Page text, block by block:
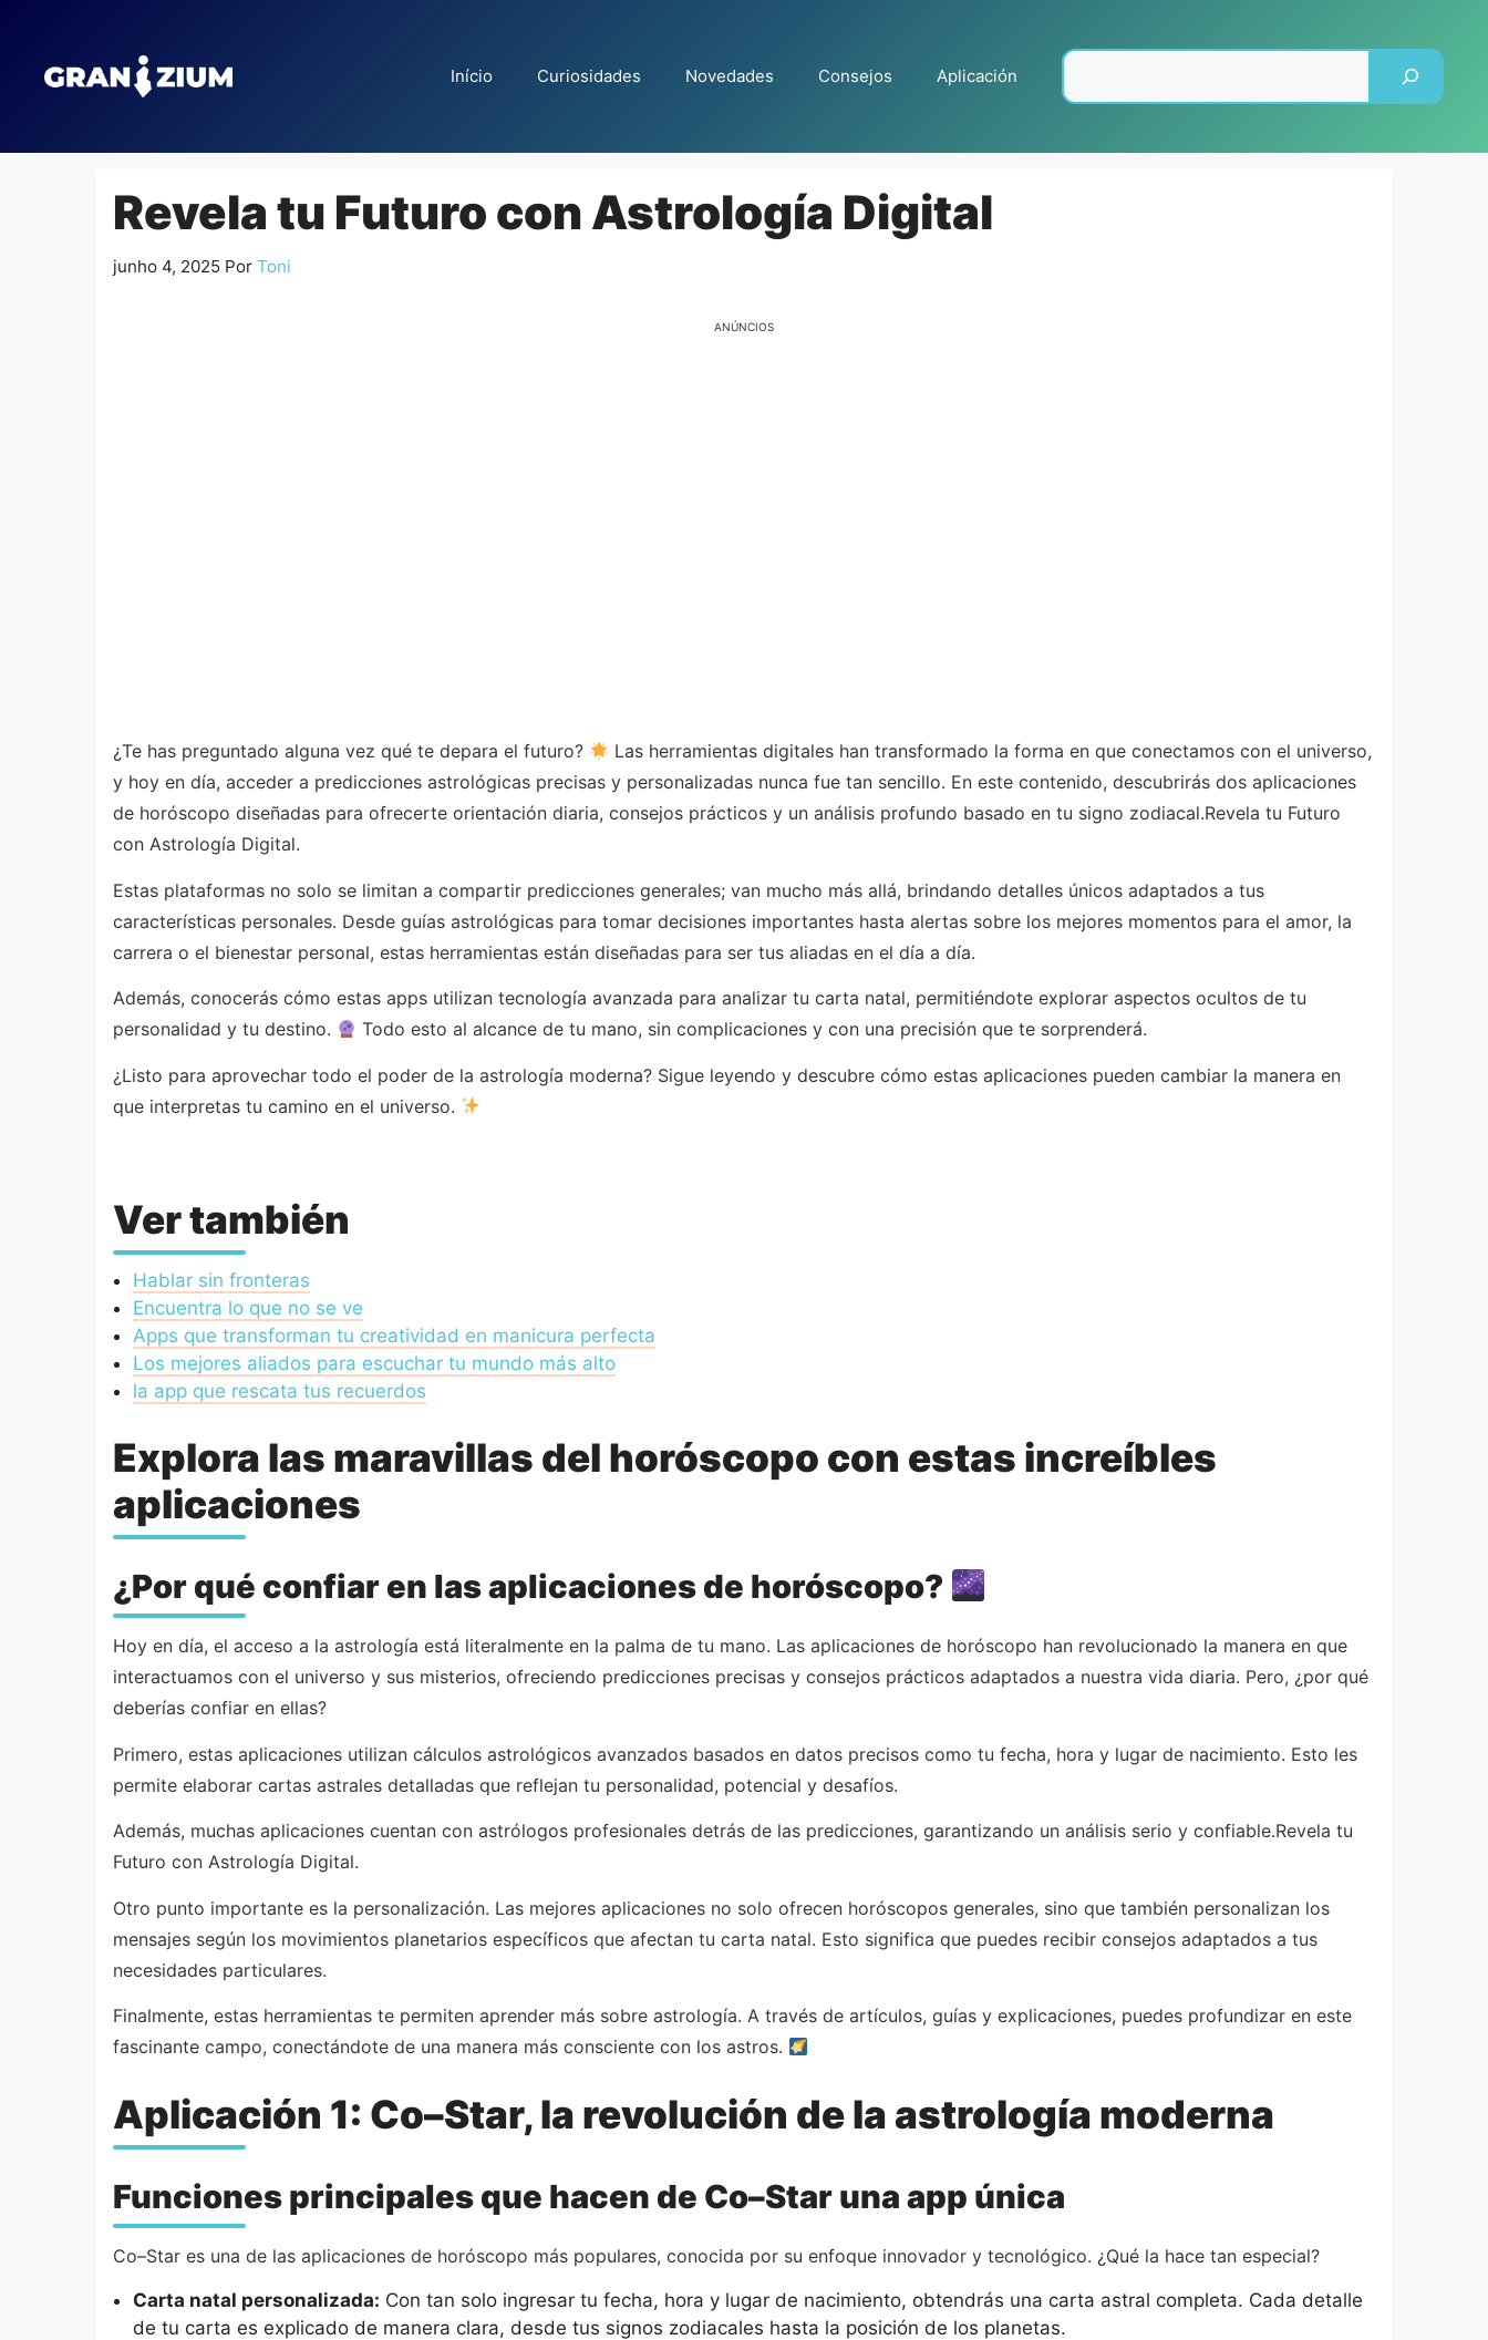
Início Curiosidades Novedades Consejos Aplicación
Revela tu Futuro con Astrología Digital
junho 4, 2025 Por Toni
ANÚNCIOS
¿Te has preguntado alguna vez qué te depara el futuro?
Las herramientas digitales han transformado la forma en que conectamos con el universo,
y hoy en día, acceder a predicciones astrológicas precisas y personalizadas nunca fue tan sencillo. En este contenido, descubrirás dos aplicaciones
de horóscopo diseñadas para ofrecerte orientación diaria, consejos prácticos y un análisis profundo basado en tu signo zodiacal.Revela tu Futuro
con Astrología Digital.
Estas plataformas no solo se limitan a compartir predicciones generales; van mucho más allá, brindando detalles únicos adaptados a tus
características personales. Desde guías astrológicas para tomar decisiones importantes hasta alertas sobre los mejores momentos para el amor, la
carrera o el bienestar personal, estas herramientas están diseñadas para ser tus aliadas en el día a día.
Además, conocerás cómo estas apps utilizan tecnología avanzada para analizar tu carta natal, permitiéndote explorar aspectos ocultos de tu
personalidad y tu destino.
Todo esto al alcance de tu mano, sin complicaciones y con una precisión que te sorprenderá.
¿Listo para aprovechar todo el poder de la astrología moderna? Sigue leyendo y descubre cómo estas aplicaciones pueden cambiar la manera en
que interpretas tu camino en el universo.
Ver también
Hablar sin fronteras
Encuentra lo que no se ve
Apps que transforman tu creatividad en manicura perfecta
Los mejores aliados para escuchar tu mundo más alto
la app que rescata tus recuerdos
Explora las maravillas del horóscopo con estas increíbles
aplicaciones
¿Por qué confiar en las aplicaciones de horóscopo?
Hoy en día, el acceso a la astrología está literalmente en la palma de tu mano. Las aplicaciones de horóscopo han revolucionado la manera en que
interactuamos con el universo y sus misterios, ofreciendo predicciones precisas y consejos prácticos adaptados a nuestra vida diaria. Pero, ¿por qué
deberías confiar en ellas?
Primero, estas aplicaciones utilizan cálculos astrológicos avanzados basados en datos precisos como tu fecha, hora y lugar de nacimiento. Esto les
permite elaborar cartas astrales detalladas que reflejan tu personalidad, potencial y desafíos.
Además, muchas aplicaciones cuentan con astrólogos profesionales detrás de las predicciones, garantizando un análisis serio y confiable.Revela tu
Futuro con Astrología Digital.
Otro punto importante es la personalización. Las mejores aplicaciones no solo ofrecen horóscopos generales, sino que también personalizan los
mensajes según los movimientos planetarios específicos que afectan tu carta natal. Esto significa que puedes recibir consejos adaptados a tus
necesidades particulares.
Finalmente, estas herramientas te permiten aprender más sobre astrología. A través de artículos, guías y explicaciones, puedes profundizar en este
fascinante campo, conectándote de una manera más consciente con los astros.
Aplicación 1: Co–Star, la revolución de la astrología moderna
Funciones principales que hacen de Co–Star una app única
Co–Star es una de las aplicaciones de horóscopo más populares, conocida por su enfoque innovador y tecnológico. ¿Qué la hace tan especial?
Carta natal personalizada: Con tan solo ingresar tu fecha, hora y lugar de nacimiento, obtendrás una carta astral completa. Cada detalle
de tu carta es explicado de manera clara, desde tus signos zodiacales hasta la posición de los planetas.